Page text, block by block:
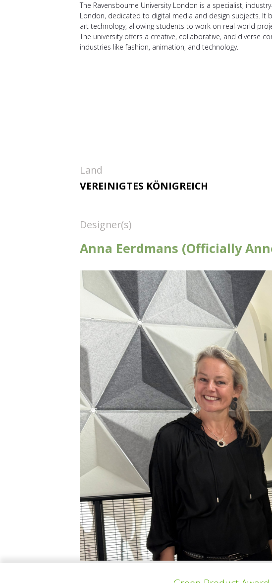
The Ravensbourne University London is a specialist,
London, dedicated to digital media and design subjects. It
art technology, allowing students to work on real-world
The university offers a creative, collaborative, and diverse
industries like fashion, animation, and technology.
Land
VEREINIGTES KÖNIGREICH
Designer(s)
Anna Eerdmans (Officially